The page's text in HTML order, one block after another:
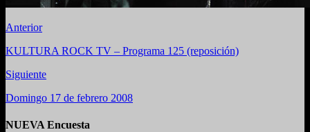
Anterior
KULTURA ROCK TV – Programa 125 (reposición)
Siguiente
Domingo 17 de febrero 2008
NUEVA Encuesta